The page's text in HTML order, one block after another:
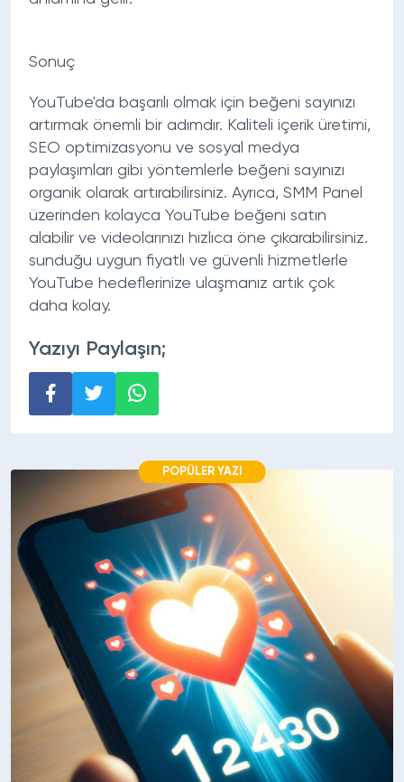
Sonuç
YouTube'da başarılı olmak için beğeni sayınızı
artırmak önemli bir adımdır. Kaliteli içerik üretimi,
SEO optimizasyonu ve sosyal medya
paylaşımları gibi yöntemlerle beğeni sayınızı
organik olarak artırabilirsiniz. Ayrıca, SMM Panel
üzerinden kolayca YouTube beğeni satın
alabilir ve videolarınızı hızlıca öne çıkarabilirsiniz.
sunduğu uygun fiyatlı ve güvenli hizmetlerle
YouTube hedeflerinize ulaşmanız artık çok
daha kolay.
Yazıyı Paylaşın;
POPÜLER YAZI